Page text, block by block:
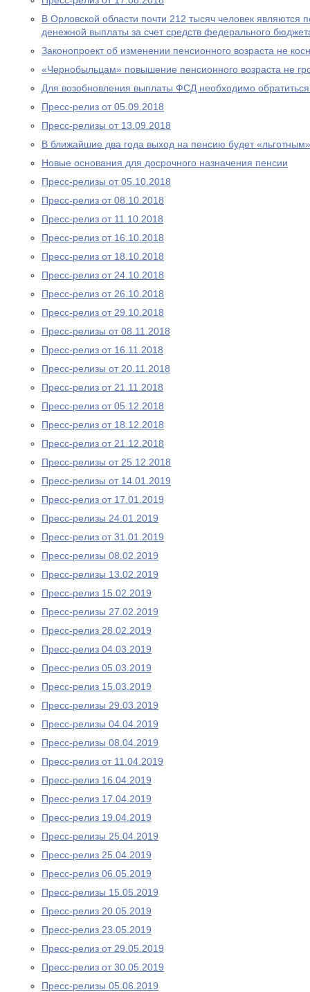
В Орловской области почти 212 тысяч человек являются
денежной выплаты за счет средств федерального
Законопроект об изменении пенсионного возраста не
«Чернобыльцам» повышение пенсионного возраста не
Для возобновления выплаты ФСД необходимо
Пресс-релиз от 05.09.2018
Пресс-релизы от 13.09.2018
В ближайшие два года выход на пенсию будет «льготным»
Новые основания для досрочного назначения пенсии
Пресс-релизы от 05.10.2018
Пресс-релиз от 08.10.2018
Пресс-релиз от 11.10.2018
Пресс-релиз от 16.10.2018
Пресс-релиз от 18.10.2018
Пресс-релиз от 24.10.2018
Пресс-релиз от 26.10.2018
Пресс-релиз от 29.10.2018
Пресс-релизы от 08.11.2018
Пресс-релиз от 16.11.2018
Пресс-релизы от 20.11.2018
Пресс-релиз от 21.11.2018
Пресс-релиз от 05.12.2018
Пресс-релиз от 18.12.2018
Пресс-релиз от 21.12.2018
Пресс-релизы от 25.12.2018
Пресс-релизы от 14.01.2019
Пресс-релиз от 17.01.2019
Пресс-релизы 24.01.2019
Пресс-релиз от 31.01.2019
Пресс-релизы 08.02.2019
Пресс-релизы 13.02.2019
Пресс-релиз 15.02.2019
Пресс-релизы 27.02.2019
Пресс-релиз 28.02.2019
Пресс-релиз 04.03.2019
Пресс-релиз 05.03.2019
Пресс-релиз 15.03.2019
Пресс-релизы 29.03.2019
Пресс-релизы 04.04.2019
Пресс-релизы 08.04.2019
Пресс-релиз от 11.04.2019
Пресс-релиз 16.04.2019
Пресс-релиз 17.04.2019
Пресс-релиз 19.04.2019
Пресс-релизы 25.04.2019
Пресс-релиз 25.04.2019
Пресс-релиз 06.05.2019
Пресс-релизы 15.05.2019
Пресс-релиз 20.05.2019
Пресс-релиз 23.05.2019
Пресс-релиз от 29.05.2019
Пресс-релиз от 30.05.2019
Пресс-релизы 05.06.2019